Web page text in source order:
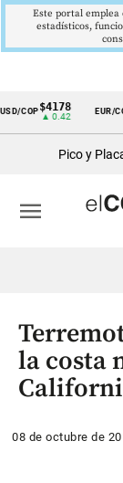
Cintillo
económicos
Colombia
COP$4178
▲ 0.42
EUR/COP
Pico y
menu
la costa
08 de octubre de
Este portal
estadísticos,